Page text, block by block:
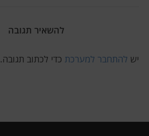
להשאיר תגובה
יש להתחבר למערכת כדי לכתוב תגובה.